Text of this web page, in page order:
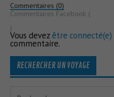
Commentaires (0)
Commentaires Facebook (
)
Vous devezêtre connecté(e)
commentaire.
RECHERCHER UN VOYAGE